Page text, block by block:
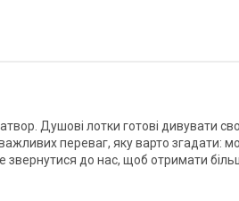
Душові лотки готові дивувати
переваг, яку варто згадати:
до нас, щоб отримати